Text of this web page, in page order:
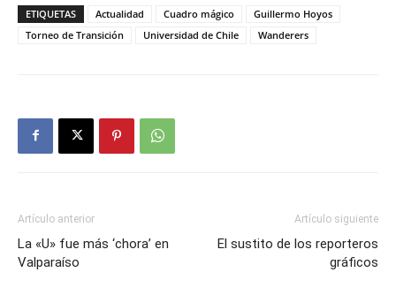
ETIQUETAS Actualidad Cuadro mágico
Guillermo Hoyos
Torneo de Transición
Universidad de Chile Wanderers
Artículo anterior
La «U» fue más ‘chora’ en
Valparaíso
Artículo siguiente
El sustito de los reporteros
gráficos